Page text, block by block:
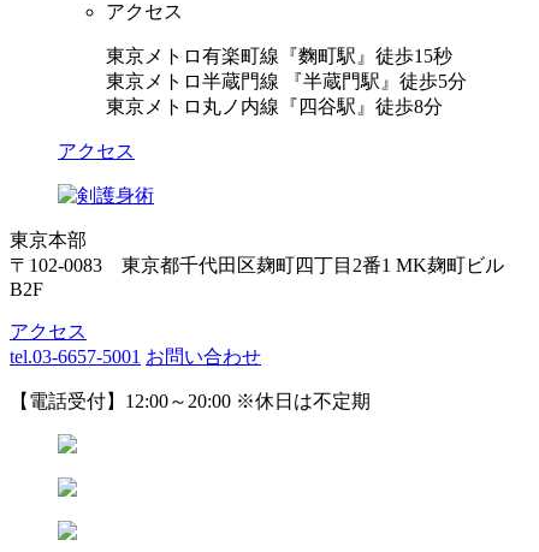
アクセス
東京メトロ有楽町線『麴町駅』徒歩15秒
東京メトロ半蔵門線 『半蔵門駅』徒歩5分
東京メトロ丸ノ内線『四谷駅』徒歩8分
アクセス
東京本部
〒102-0083 東京都千代田区麹町四丁目2番1 MK麹町ビル
B2F
アクセス
tel.03-6657-5001 お問い合わせ
【電話受付】12:00～20:00 ※休日は不定期